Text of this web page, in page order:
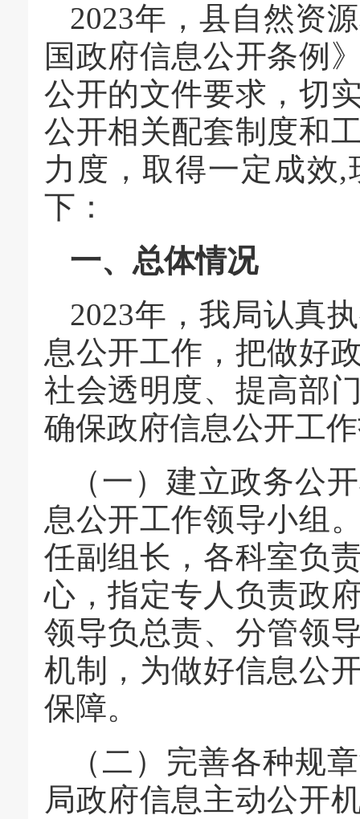
2023年，县自然资
国政府信息公开条例
公开的文件要求，切
公开相关配套制度和
力度，取得一定成效
下：
一、总体情况
2023年，我局认真
息公开工作，把做好
社会透明度、提高部
确保政府信息公开工
（一）建立政务公
息公开工作领导小组
任副组长，各科室负
心，指定专人负责政
领导负总责、分管领
机制，为做好信息公
保障。
（二）完善各种规
局政府信息主动公开